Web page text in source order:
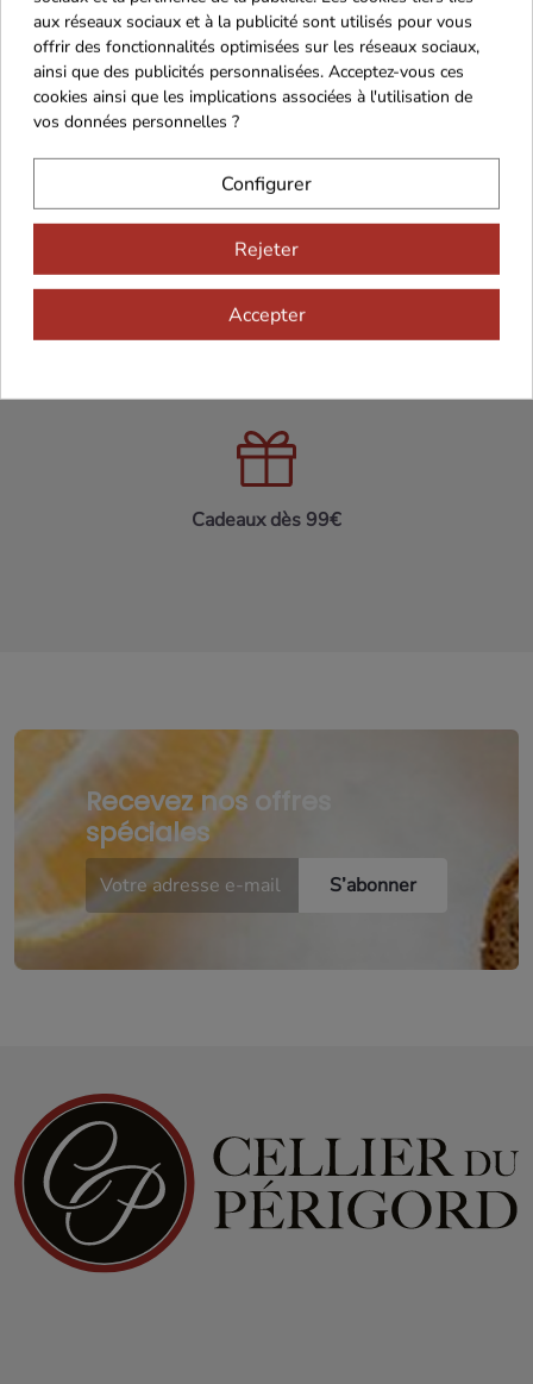
Cadeaux dès 99€
Recevez nos offres
spéciales
aux réseaux sociaux et à la publicité sont utilisés pour vous
offrir des fonctionnalités optimisées sur les réseaux sociaux,
ainsi que des publicités personnalisées. Acceptez-vous ces
cookies ainsi que les implications associées à l'utilisation de
vos données personnelles ?
Configurer
Rejeter
Accepter